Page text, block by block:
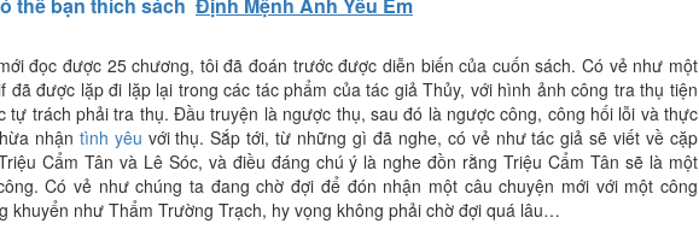
thể bạn thích sách Định Mệnh Anh Yêu Em
đọc được 25 chương, tôi đã đoán trước được diễn biến của cuốn sách. Có vẻ như một
đã được lặp đi lặp lại trong các tác phẩm của tác giả Thủy, với hình ảnh công tra thụ tiện
tự trách phải tra thụ. Đầu truyện là ngược thụ, sau đó là ngược công, công hối lỗi và thực
nhận tình yêu với thụ. Sắp tới, từ những gì đã nghe, có vẻ như tác giả sẽ viết về cặp
Cẩm Tân và Lê Sóc, và điều đáng chú ý là nghe đồn rằng Triệu Cẩm Tân sẽ là một
Có vẻ như chúng ta đang chờ đợi để đón nhận một câu chuyện mới với một công
khuyển như Thẩm Trường Trạch, hy vọng không phải chờ đợi quá lâu…